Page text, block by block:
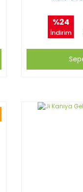
%24
İndirim